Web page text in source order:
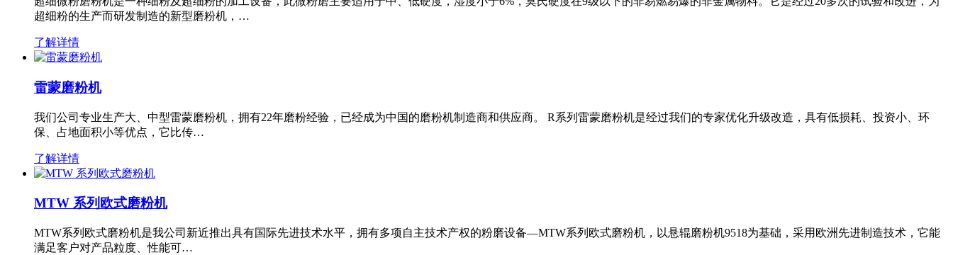
超细粉的生产而研发制造的新型磨粉机，…
了解详情
雷蒙磨粉机
我们公司专业生产大、中型雷蒙磨粉机，拥有22年磨粉经验，已经成为中国的磨粉机制造商和供应商。 R系列雷蒙磨粉机是经过我们的专家优化升级改造，具有低损耗、投资小、环
保、占地面积小等优点，它比传…
了解详情
MTW 系列欧式磨粉机
MTW系列欧式磨粉机是我公司新近推出具有国际先进技术水平，拥有多项自主技术产权的粉磨设备—MTW系列欧式磨粉机，以悬辊磨粉机9518为基础，采用欧洲先进制造技术，它能
满足客户对产品粒度、性能可…